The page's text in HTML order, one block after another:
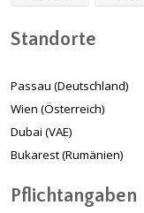
Standorte
Passau (Deutschland)
Wien (Österreich)
Dubai (VAE)
Bukarest (Rumänien)
Pflichtangaben